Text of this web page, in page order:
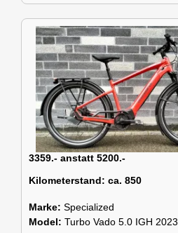
3359.- anstatt 5200.-
Kilometerstand: ca. 850
Marke: Specialized
Model: Turbo Vado 5.0 IGH 2023